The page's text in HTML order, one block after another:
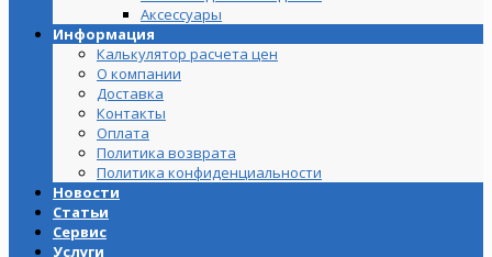
Аксессуары
Информация
Калькулятор расчета цен
О компании
Доставка
Контакты
Оплата
Политика возврата
Политика конфиденциальности
Новости
Статьи
Сервис
Услуги